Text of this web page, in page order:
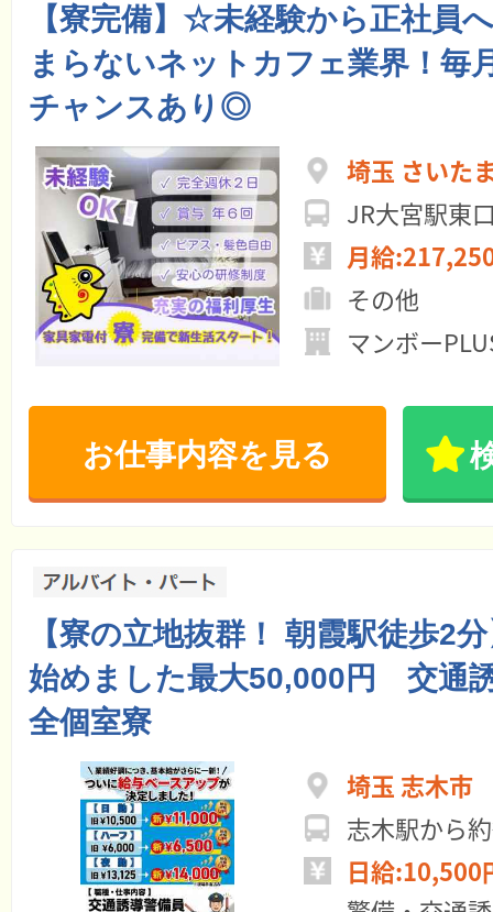
【寮完備】☆未経験から正社員
まらないネットカフェ業界！毎
チャンスあり◎
埼玉 さいた
JR大宮駅東
月給
その他
マンボー
お仕事内容を見る
【寮の立地抜群！ 朝霞駅徒歩2
始めました最大50,000円 交通
全個室寮
埼玉 志木市
志木駅から
日給:10,500